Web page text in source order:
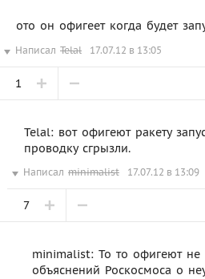
ото он офигеет когда будет
Написал Telal 17.07.12 в 13:05
1
Telal: вот офигеют ракету
проводку сгрызли.
Написал minimalist 17.07.12 в 13:09
7
minimalist: То то офигеют
объяснений Роскосмоса о